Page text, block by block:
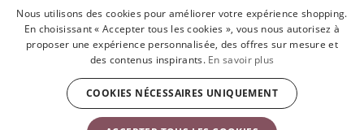
Plan du site
Politique de confidentialité
Conditions d’utilisation
Exercer votre droit de rétractation
Copyright © 2009-2024 BabyBjörn AB. Tous droits réservés.
Nous utilisons des cookies pour améliorer votre expérience shopping.
En choisissant « Accepter tous les cookies », vous nous autorisez à
proposer une expérience personnalisée, des offres sur mesure et
des contenus inspirants. En savoir plus
COOKIES NÉCESSAIRES UNIQUEMENT